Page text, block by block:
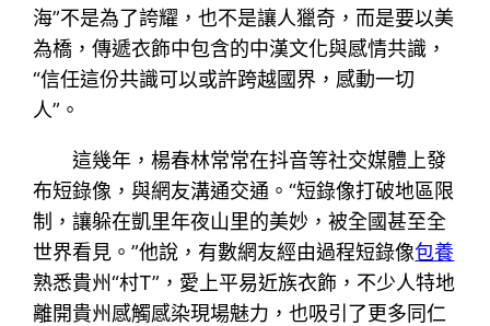
海”不是為了誇耀，也不是讓人獵奇，而是要以美
為橋，傳遞衣飾中包含的中漢文化與感情共識，
“信任這份共識可以或許跨越國界，感動一切
人”。
這幾年，楊春林常常在抖音等社交媒體上發
布短錄像，與網友溝通交通。“短錄像打破地區限
制，讓躲在凱里年夜山里的美妙，被全國甚至全
世界看見。”他說，有數網友經由過程短錄像包養
熟悉貴州“村T”，愛上平易近族衣飾，不少人特地
離開貴州感觸感染現場魅力，也吸引了更多同仁